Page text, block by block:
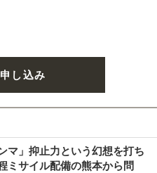
し込み
マ」抑止力という幻想を打ち
サイル配備の熊本から問